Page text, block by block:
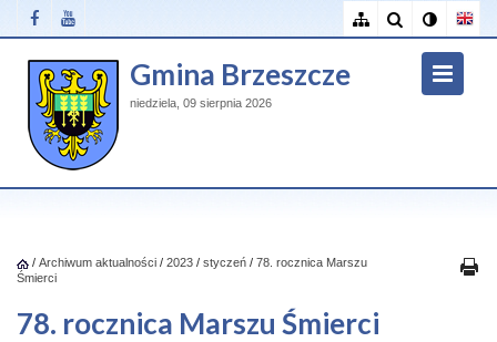
Gmina Brzeszcze
niedziela, 09 sierpnia 2026
/ Archiwum aktualności / 2023 / styczeń / 78. rocznica Marszu
Śmierci
78. rocznica Marszu Śmierci